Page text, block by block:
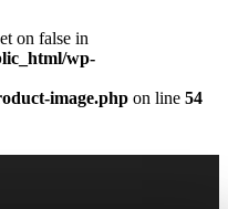
on false in
wp-
image.php on line 54